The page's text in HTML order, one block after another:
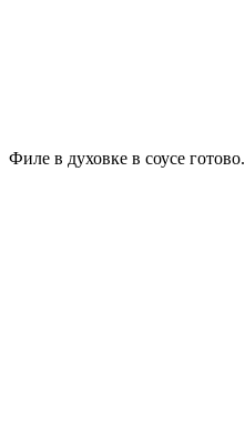
Филе в духовке в соусе готово.